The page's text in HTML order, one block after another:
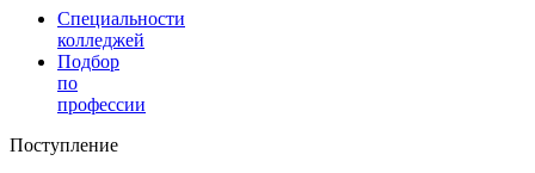
Специальности
колледжей
Подбор
по
профессии
Поступление